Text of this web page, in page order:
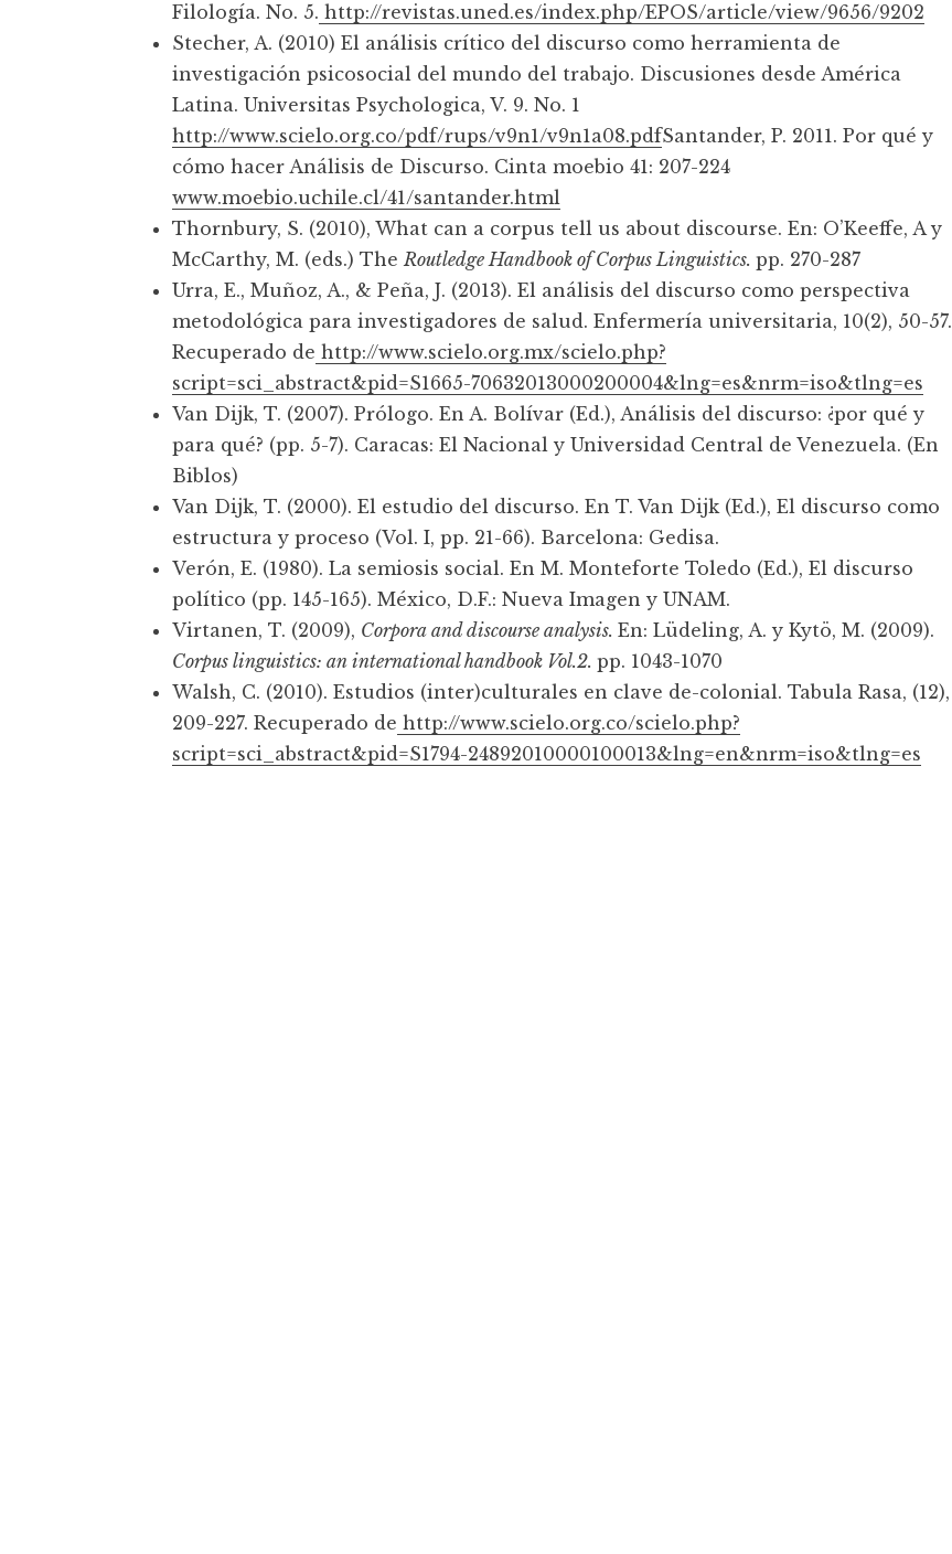
Filología. No. 5. http://revistas.uned.es/index.php/EPOS/article/view/9656/9202
Stecher, A. (2010) El análisis crítico del discurso como herramienta de
investigación psicosocial del mundo del trabajo. Discusiones desde América
Latina. Universitas Psychologica, V. 9. No. 1
http://www.scielo.org.co/pdf/rups/v9n1/v9n1a08.pdfSantander, P. 2011. Por qué y
cómo hacer Análisis de Discurso. Cinta moebio 41: 207-224
www.moebio.uchile.cl/41/santander.html
Thornbury, S. (2010), What can a corpus tell us about discourse. En: O’Keeffe, A y
McCarthy, M. (eds.) TheRoutledge Handbook of Corpus Linguistics. pp. 270-287
Urra, E., Muñoz, A., & Peña, J. (2013). El análisis del discurso como perspectiva
metodológica para investigadores de salud. Enfermería universitaria, 10(2), 50-57.
Recuperado de http://www.scielo.org.mx/scielo.php?
script=sci_abstract&pid=S1665-70632013000200004&lng=es&nrm=iso&tlng=es
Van Dijk, T. (2007). Prólogo. En A. Bolívar (Ed.), Análisis del discurso: ¿por qué y
para qué? (pp. 5-7). Caracas: El Nacional y Universidad Central de Venezuela. (En
Biblos)
Van Dijk, T. (2000). El estudio del discurso. En T. Van Dijk (Ed.), El discurso como
estructura y proceso (Vol. I, pp. 21-66). Barcelona: Gedisa.
Verón, E. (1980). La semiosis social. En M. Monteforte Toledo (Ed.), El discurso
político (pp. 145-165). México, D.F.: Nueva Imagen y UNAM.
Virtanen, T. (2009), Corpora and discourse analysis. En: Lüdeling, A. y Kytö, M. (2009).
Corpus linguistics: an international handbook Vol.2. pp. 1043-1070
Walsh, C. (2010). Estudios (inter)culturales en clave de-colonial. Tabula Rasa, (12),
209-227. Recuperado de http://www.scielo.org.co/scielo.php?
script=sci_abstract&pid=S1794-24892010000100013&lng=en&nrm=iso&tlng=es